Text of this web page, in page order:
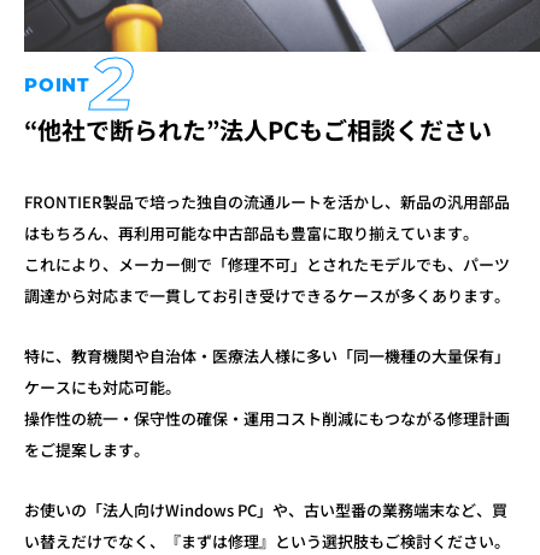
POINT2
“他社で断られた”法人PCもご相談ください
FRONTIER製品で培った独自の流通ルートを活かし、 新品の汎用部品
はもちろん、再利用可能な中古部品も豊富に取り揃えています。
これにより、メーカー側で「修理不可」とされたモデルでも、 パーツ
調達から対応まで一貫してお引き受けできるケースが多くあります。
特に、教育機関や自治体・医療法人様に多い「同一機種の大量保有」
ケースにも対応可能。
操作性の統一・保守性の確保・運用コスト削減にもつながる修理計画
をご提案します。
お使いの「法人向けWindows PC」や、古い型番の業務端末など、 買
い替えだけでなく、『まずは修理』という選択肢もご検討ください。